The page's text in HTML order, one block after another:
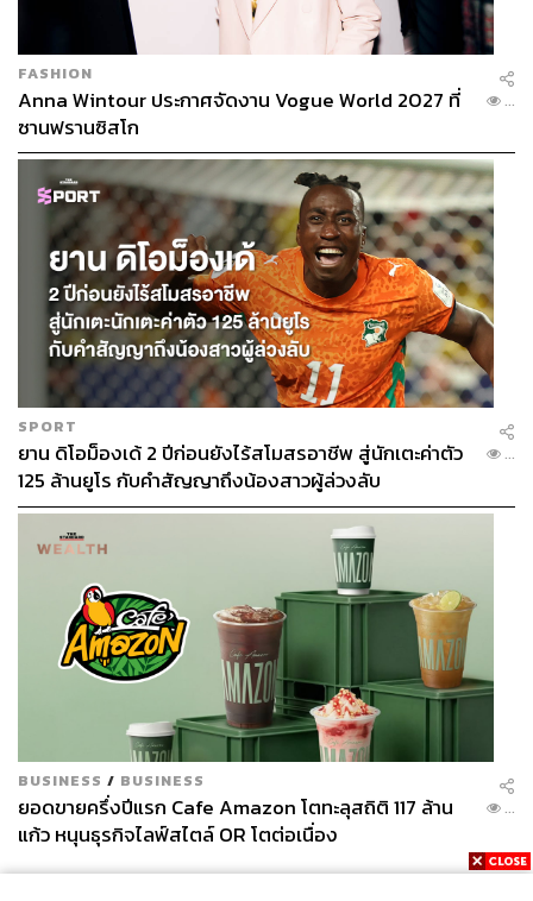
FASHION
Anna Wintour ประกาศจัดงาน Vogue World 2027 ที่
ซานฟรานซิสโก
...
SPORT
ยาน ดิโอม็องเด้ 2 ปีก่อนยังไร้สโมสรอาชีพ สู่นักเตะค่าตัว
125 ล้านยูโร กับคำสัญญาถึงน้องสาวผู้ล่วงลับ
...
BUSINESS / BUSINESS
ยอดขายครึ่งปีแรก Cafe Amazon โตทะลุสถิติ 117 ล้าน
แก้ว หนุนธุรกิจไลฟ์สไตล์ OR โตต่อเนื่อง
...